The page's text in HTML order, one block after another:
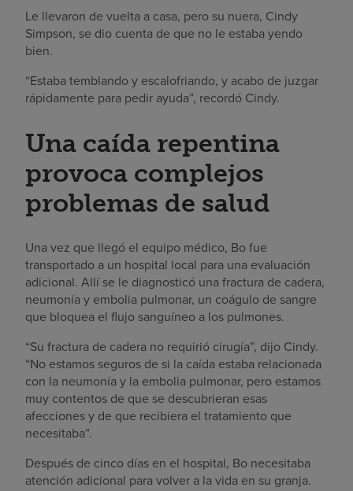
Le llevaron de vuelta a casa, pero su nuera, Cindy
Simpson, se dio cuenta de que no le estaba yendo
bien.
“Estaba temblando y escalofriando, y acabo de juzgar
rápidamente para pedir ayuda”, recordó Cindy.
Una caída repentina
provoca complejos
problemas de salud
Una vez que llegó el equipo médico, Bo fue
transportado a un hospital local para una evaluación
adicional. Allí se le diagnosticó una fractura de cadera,
neumonía y embolia pulmonar, un coágulo de sangre
que bloquea el flujo sanguíneo a los pulmones.
“Su fractura de cadera no requirió cirugía”, dijo Cindy.
“No estamos seguros de si la caída estaba relacionada
con la neumonía y la embolia pulmonar, pero estamos
muy contentos de que se descubrieran esas
afecciones y de que recibiera el tratamiento que
necesitaba”.
Después de cinco días en el hospital, Bo necesitaba
atención adicional para volver a la vida en su granja.